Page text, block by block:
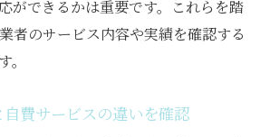
ができるかは重要です。これらを踏
者のサービス内容や実績を確認する
費サービスの違いを確認